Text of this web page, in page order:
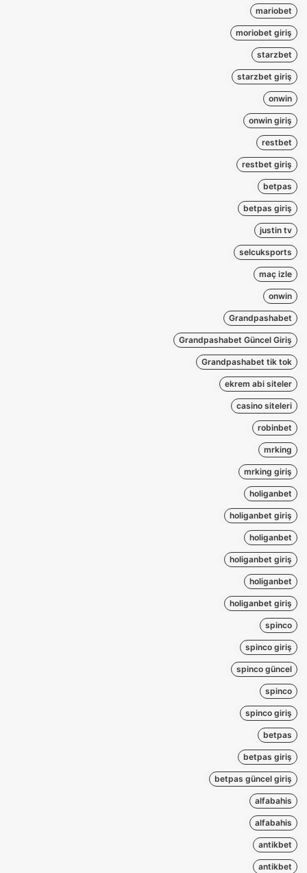
mariobet
moriobet giriş
starzbet
starzbet giriş
onwin
onwin giriş
restbet
restbet giriş
betpas
betpas giriş
justin tv
selcuksports
maç izle
onwin
Grandpashabet
Grandpashabet Güncel Giriş
Grandpashabet tik tok
ekrem abi siteler
casino siteleri
robinbet
mrking
mrking giriş
holiganbet
holiganbet giriş
holiganbet
holiganbet giriş
holiganbet
holiganbet giriş
spinco
spinco giriş
spinco güncel
spinco
spinco giriş
betpas
betpas giriş
betpas güncel giriş
alfabahis
alfabahis
antikbet
antikbet